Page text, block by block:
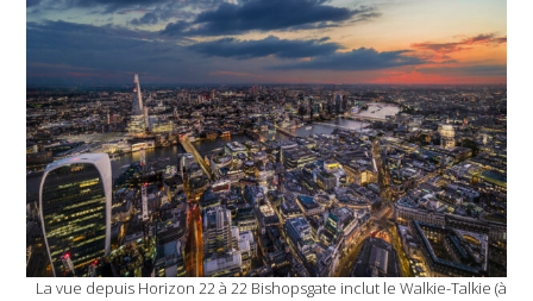
La vue depuis Horizon 22 à 22 Bishopsgate inclut le Walkie-Talkie (à